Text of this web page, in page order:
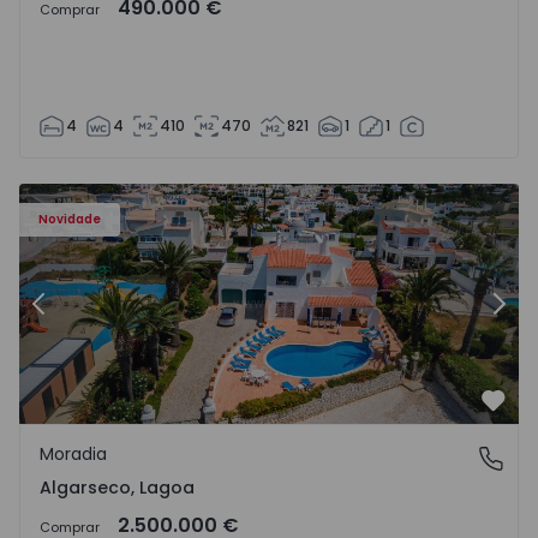
Comprar 490.000 €
4 4 410 470 821 1 1
Novidade
Moradia T6 Lagoa, Algarseco - 1523918 - 51
Anterior
Algarseco, Lagoa
Moradia
Algarseco, Lagoa
Comprar 2.500.000 €